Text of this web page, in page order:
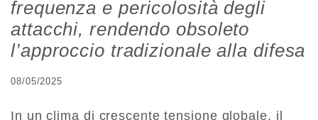
frequenza e pericolosità degli
attacchi, rendendo obsoleto
l’approccio tradizionale alla difesa
08/05/2025
In un clima di crescente tensione globale, il